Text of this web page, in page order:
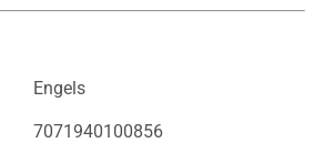
Engels
7071940100856